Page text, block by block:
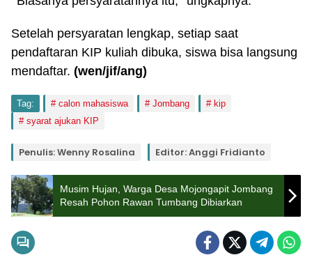
Setelah persyaratan lengkap, setiap saat
pendaftaran KIP kuliah dibuka, siswa bisa langsung
mendaftar. (wen/jif/ang)
Tag: calon mahasiswa Jombang
kip
syarat ajukan KIP
Penulis: Wenny Rosalina Editor: Anggi Fridianto
Musim Hujan, Warga Desa Mojongapit Jombang
Resah Pohon Rawan Tumbang Dibiarkan